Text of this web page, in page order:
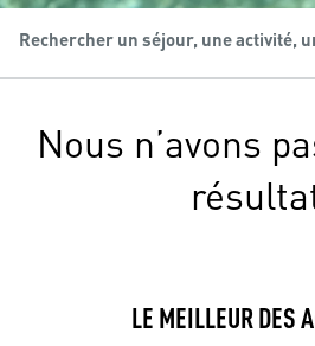
Nous n’avons
LE MEILLEUR DES